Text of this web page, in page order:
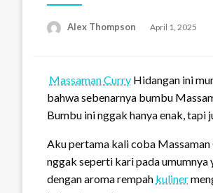
Alex Thompson
Posted
April 1, 2025
Massaman Curry Hidangan ini
bahwa sebenarnya bumbu
Bumbu ini nggak hanya enak, tapi
Aku pertama kali coba
nggak seperti kari pada umumnya
dengan aroma rempah kuliner